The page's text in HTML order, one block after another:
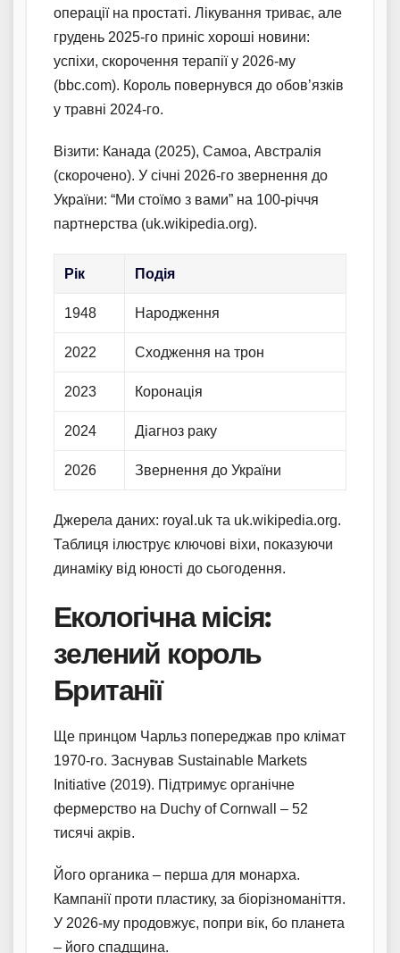
операції на простаті. Лікування триває, але
грудень 2025-го приніс хороші новини:
успіхи, скорочення терапії у 2026-му
(bbc.com). Король повернувся до обов’язків
у травні 2024-го.
Візити: Канада (2025), Самоа, Австралія
(скорочено). У січні 2026-го звернення до
України: “Ми стоїмо з вами” на 100-річчя
партнерства (uk.wikipedia.org).
Рік Подія
1948 Народження
2022 Сходження на трон
2023 Коронація
2024 Діагноз раку
2026 Звернення до України
Джерела даних: royal.uk та uk.wikipedia.org.
Таблиця ілюструє ключові віхи, показуючи
динаміку від юності до сьогодення.
Екологічна місія:
зелений король
Британії
Ще принцом Чарльз попереджав про клімат
1970-го. Заснував Sustainable Markets
Initiative (2019). Підтримує органічне
фермерство на Duchy of Cornwall – 52
тисячі акрів.
Його органика – перша для монарха.
Кампанії проти пластику, за біорізноманіття.
У 2026-му продовжує, попри вік, бо планета
– його спадщина.